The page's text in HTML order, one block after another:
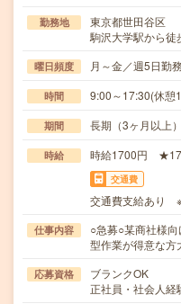
勤務地
東京都世田谷区
駒沢大学駅から徒
曜日頻度 月～金／週5日勤務
時間 9:00～17:30(休憩
期間 長期（3ヶ月以上）
時給 時給1700円
交通費
交通費支給あり
仕事内容
○急募○某商社様
型作業が得意な
応募資格
ブランクOK
正社員・社会人経